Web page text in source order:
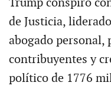
Trump conspiró
de Justicia,
abogado personal,
contribuyentes y
político de 1776